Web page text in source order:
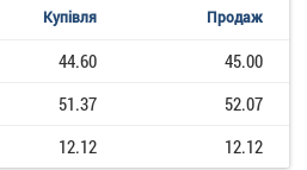
Купівля Продаж
44.60
45.00
51.37
52.07
12.12 12.12